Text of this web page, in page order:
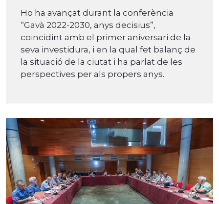
Ho ha avançat durant la conferència
“Gavà 2022-2030, anys decisius”,
coincidint amb el primer aniversari de la
seva investidura, i en la qual fet balanç de
la situació de la ciutat i ha parlat de les
perspectives per als propers anys.